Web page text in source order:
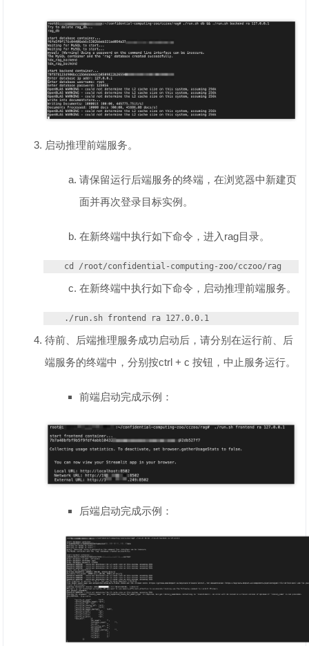
启动推理前端服务。
请保留运行后端服务的终端，在浏览器中新建页
面并再次登录目标实例。
在新终端中执行如下命令，进入rag目录。
cd /root/confidential-computing-zoo/cczoo/rag
在新终端中执行如下命令，启动推理前端服务。
./run.sh frontend ra 127.0.0.1
待前、后端推理服务成功启动后，请分别在运行前、后
端服务的终端中，分别按ctrl + c 按钮，中止服务运行。
前端启动完成示例：
后端启动完成示例：